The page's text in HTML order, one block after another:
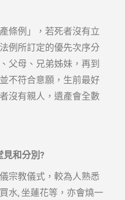
條例」，若死者沒有立
例所訂定的優先次序分
父母、兄弟姊妹，再到
不符合意願，生前最好
沒有親人，遺產會全數
見和分別?
宗教儀式，較為人熟悉
水, 坐蓮花等，亦會燒一